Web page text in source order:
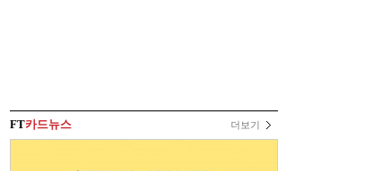
FT카드뉴스 더보기